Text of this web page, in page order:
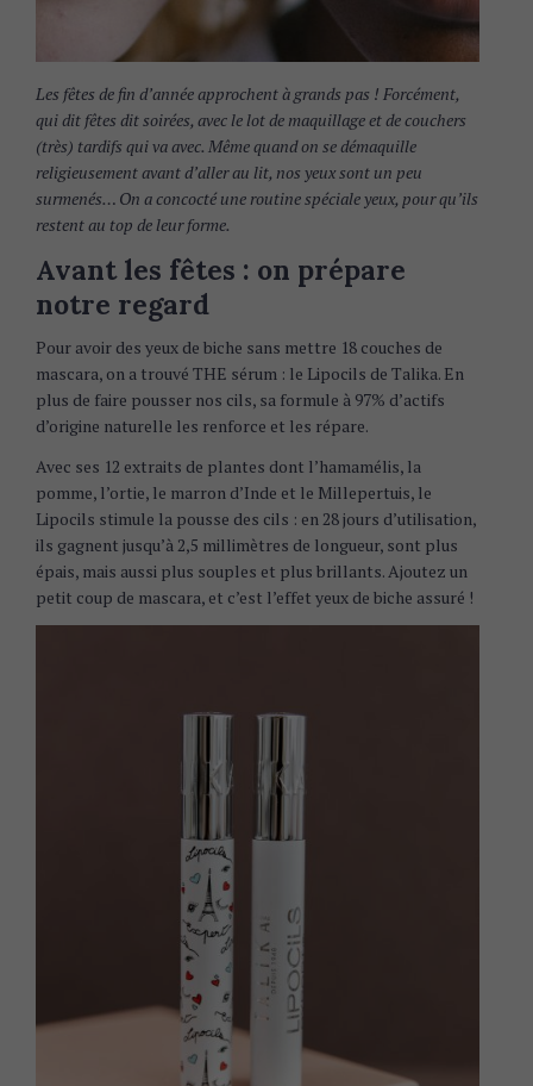
Les fêtes de fin d’année approchent à grands pas ! Forcément,
qui dit fêtes dit soirées, avec le lot de maquillage et de couchers
(très) tardifs qui va avec. Même quand on se démaquille
religieusement avant d’aller au lit, nos yeux sont un peu
surmenés… On a concocté une routine spéciale yeux, pour qu’ils
restent au top de leur forme.
Avant les fêtes : on prépare
notre regard
Pour avoir des yeux de biche sans mettre 18 couches de
mascara, on a trouvé THE sérum : le Lipocils de Talika. En
plus de faire pousser nos cils, sa formule à 97% d’actifs
d’origine naturelle les renforce et les répare.
Avec ses 12 extraits de plantes dont l’hamamélis, la
pomme, l’ortie, le marron d’Inde et le Millepertuis, le
Lipocils stimule la pousse des cils : en 28 jours d’utilisation,
ils gagnent jusqu’à 2,5 millimètres de longueur, sont plus
épais, mais aussi plus souples et plus brillants. Ajoutez un
petit coup de mascara, et c’est l’effet yeux de biche assuré !